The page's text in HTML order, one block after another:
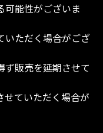
可能性がございま
いただく場合がござ
ず販売を延期させて
せていただく場合が